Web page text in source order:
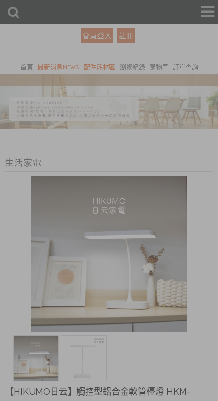
會員登入 註冊
首頁 最新消息NEWS 配件耗材區 瀏覽紀錄 購物車 訂單查詢
生活家電
【HIKUMO日云】觸控型鋁合金軟管檯燈 HKM-